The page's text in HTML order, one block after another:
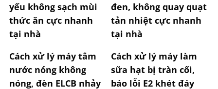
yếu không sạch mùi
thức ăn cực nhanh
tại nhà
đen, không quay quạt
tản nhiệt cực nhanh
tại nhà
Cách xử lý máy tắm
nước nóng không
nóng, đèn ELCB nhảy
Cách xử lý máy làm
sữa hạt bị tràn cối,
báo lỗi E2 khét đáy